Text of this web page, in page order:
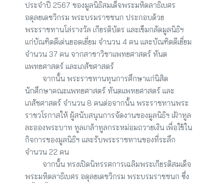
ประจำปี 2567 ของมูลนิธิสมเด็จพระมหิตลาธิเบศร
อดุลยเดชวิกรม พระบรมราชชนก ประกอบด้วย
พระราชทานโล่รางวัล เกียรติบัตร และเข็มกลัดมูลนิธิฯ
แก่บัณฑิตดีเด่นยอดเยี่ยม จำนวน 4 คน และบัณฑิตดีเยี่ยม
จำนวน 37 คน จากสาขาวิชาแพทยศาสตร์ ทันต
แพทยศาสตร์ และเภสัชศาสตร์
จากนั้น พระราชทานทุนการศึกษาแก่นิสิต
นักศึกษาคณะแพทยศาสตร์ ทันตแพทยศาสตร์ และ
เภสัชศาสตร์ จำนวน 8 คนต่อจากนั้น พระราชทานพระ
ราชวโรกาสให้ ผู้สนับสนุนการจัดงานของมูลนิธิฯ เฝ้าทูล
ละอองพระบาท ทูลเกล้าทูลกระหม่อมถวายเงิน เพื่อใช้ใน
กิจการของมูลนิธิฯ และรับพระราชทานของที่ระลึก
จำนวน 22 คน
จากนั้น ทรงเปิดนิทรรศการเฉลิมพระเกียรติสมเด็จ
พระมหิตลาธิเบศร อดุลยเดชวิกรม พระบรมราชชนก ซึ่ง